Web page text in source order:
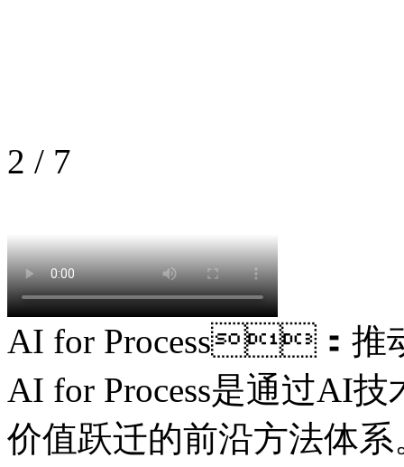
2 / 7
AI for Process：推
AI for Process是通过AI技
价值跃迁的前沿方法体